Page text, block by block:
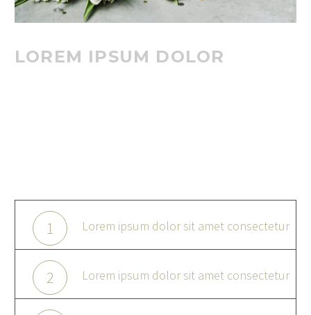
LOREM IPSUM DOLOR
1 Lorem ipsum dolor sit amet consectetur
2 Lorem ipsum dolor sit amet consectetur